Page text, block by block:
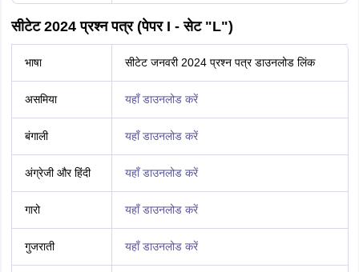
सीटेट 2024 प्रश्न पत्र (पेपर I - सेट "L")
भाषा सीटेट जनवरी 2024 प्रश्न पत्र डाउनलोड लिंक
असमिया यहाँ डाउनलोड करें
बंगाली यहाँ डाउनलोड करें
अंग्रेजी और हिंदी यहाँ डाउनलोड करें
गारो यहाँ डाउनलोड करें
गुजराती यहाँ डाउनलोड करें